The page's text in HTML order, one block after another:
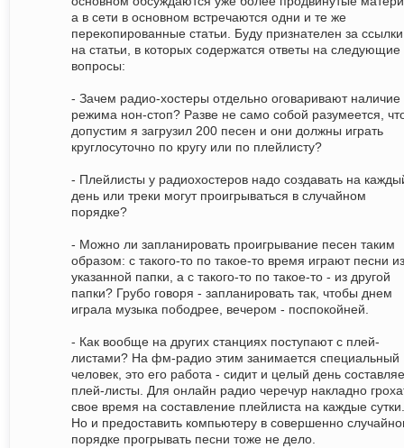
а в сети в основном встречаются одни и те же
перекопированные статьи. Буду признателен за ссылки
на статьи, в которых содержатся ответы на следующие
вопросы:
- Зачем радио-хостеры отдельно оговаривают наличие
режима нон-стоп? Разве не само собой разумеется,
допустим я загрузил 200 песен и они должны играть
круглосуточно по кругу или по плейлисту?
- Плейлисты у радиохостеров надо создавать на
день или треки могут проигрываться в случайном
порядке?
- Можно ли запланировать проигрывание песен таким
образом: с такого-то по такое-то время играют песни из
указанной папки, а с такого-то по такое-то - из другой
папки? Грубо говоря - запланировать так, чтобы днем
играла музыка пободрее, вечером - поспокойней.
- Как вообще на других станциях поступают с плей-
листами? На фм-радио этим занимается специальный
человек, это его работа - сидит и целый день
плей-листы. Для онлайн радио черечур накладно
свое время на составление плейлиста на каждые сутки.
Но и предоставить компьютеру в совершенно
порядке прогрывать песни тоже не дело.